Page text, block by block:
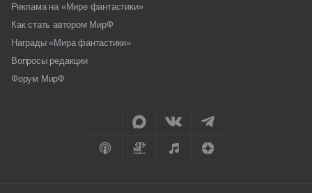
Реклама на «Мире фантастики»
Как стать автором МирФ
Награды «Мира фантастики»
Вопросы редакции
Форум МирФ